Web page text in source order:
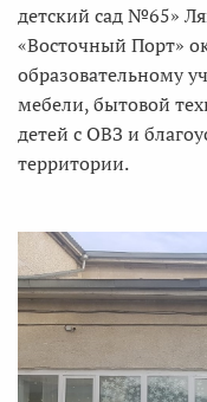
детский сад №65»
«Восточный Порт»
образовательному
мебели, бытовой
детей с ОВЗ и
территории.